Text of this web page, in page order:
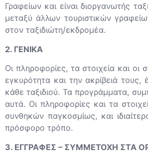
Γραφείων και είναι διοργανωτής
μεταξύ άλλων τουριστικών
στον ταξιδιώτη/εκδρομέα.
2. ΓΕΝΙΚΑ
Οι πληροφορίες, τα στοιχεία και
εγκυρότητα και την ακρίβειά
κάθε ταξιδιού. Τα προγράμματα,
αυτά. Οι πληροφορίες και τα
συνθηκών παγκοσμίως, και
πρόσφορο τρόπο.
3. ΕΓΓΡΑΦΕΣ – ΣΥΜΜΕΤΟΧΗ ΣΤΑ